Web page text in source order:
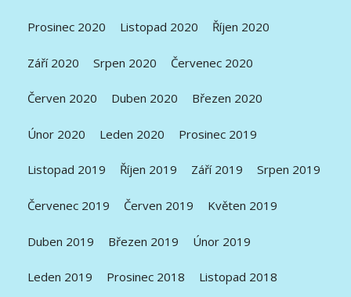
Prosinec 2020 Listopad 2020 Říjen 2020
Září 2020 Srpen 2020 Červenec 2020
Červen 2020 Duben 2020 Březen 2020
Únor 2020 Leden 2020 Prosinec 2019
Listopad 2019 Říjen 2019 Září 2019 Srpen 2019
Červenec 2019 Červen 2019 Květen 2019
Duben 2019 Březen 2019 Únor 2019
Leden 2019 Prosinec 2018 Listopad 2018